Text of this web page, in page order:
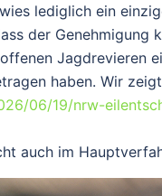
lediglich ein
der
Jagdrevieren
haben. Wir
06/19/nrw-
auch im